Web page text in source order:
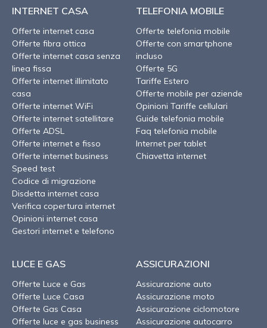
INTERNET CASA
Offerte internet casa
Offerte fibra ottica
Offerte internet casa senza
linea fissa
Offerte internet illimitato
casa
Offerte internet WiFi
Offerte internet satellitare
Offerte ADSL
Offerte internet e fisso
Offerte internet business
Speed test
Codice di migrazione
Disdetta internet casa
Verifica copertura internet
Opinioni internet casa
Gestori internet e telefono
TELEFONIA MOBILE
Offerte telefonia mobile
Offerte con smartphone
incluso
Offerte 5G
Tariffe Estero
Offerte mobile per aziende
Opinioni Tariffe cellulari
Guide telefonia mobile
Faq telefonia mobile
Internet per tablet
Chiavetta internet
LUCE E GAS
Offerte Luce e Gas
Offerte Luce Casa
Offerte Gas Casa
Offerte luce e gas business
ASSICURAZIONI
Assicurazione auto
Assicurazione moto
Assicurazione ciclomotore
Assicurazione autocarro